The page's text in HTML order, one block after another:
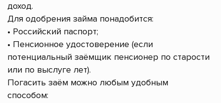
доход.
Для одобрения займа понадобится:
• Российский паспорт;
• Пенсионное удостоверение (если
потенциальный заёмщик пенсионер по старости
или по выслуге лет).
Погасить заём можно любым удобным
способом: